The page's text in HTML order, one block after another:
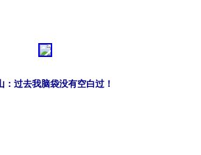
：过去我脑袋没有空白过！